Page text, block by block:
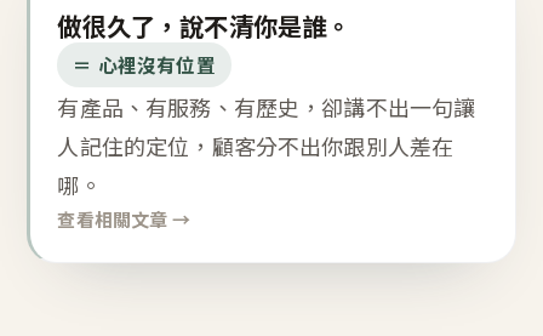
做很久了，說不清你是誰。
＝ 心裡沒有位置
有產品、有服務、有歷史，卻講不出一句讓
人記住的定位，顧客分不出你跟別人差在
哪。
查看相關文章 →